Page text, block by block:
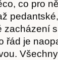
co pro
zacházení
řád je